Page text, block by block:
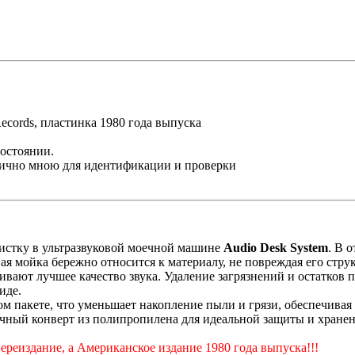
пластинка 1980 года выпуска
мною для идентификации и проверки
в ультразвуковой моечной машине Audio Desk System. В
мойка бережно относится к материалу, не повреждая его
лучшее качество звука. Удаление загрязнений и
пакете, что уменьшает накопление пыли и грязи,
конверт из полипропилена для идеальной защиты и
а Американское издание 1980 года выпуска!!!